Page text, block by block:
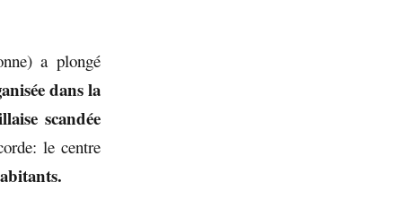
a plongé
dans la
scandée
le centre